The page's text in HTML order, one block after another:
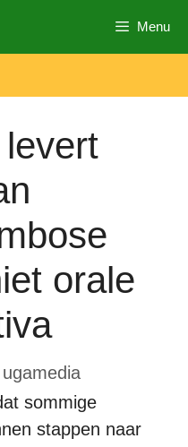
Menu
orale
ugamedia
sommige
stappen naar